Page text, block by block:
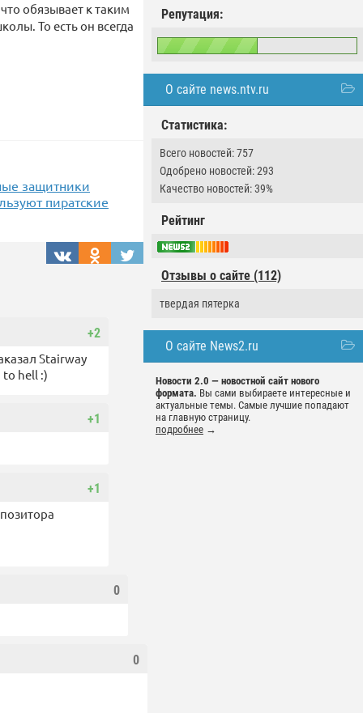
Репутация:
О сайте news.ntv.ru
Статистика:
Всего новостей: 757
Одобрено новостей: 293
Качество новостей: 39%
Рейтинг
Отзывы о сайте (112)
твердая пятерка
О сайте News2.ru
Новости 2.0 — новостной сайт нового
формата. Вы сами выбираете интересные и
актуальные темы. Самые лучшие попадают
на главную страницу.
подробнее →
обязывает к таким
То есть он всегда
защитники
пиратские
+2
Stairway
hell :)
+1
+1
0
0